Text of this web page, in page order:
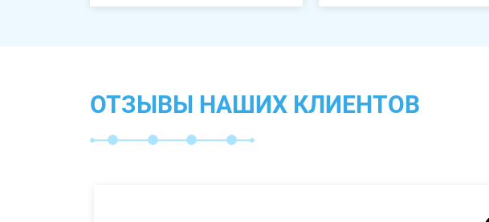
ОТЗЫВЫ НАШИХ КЛИЕНТОВ